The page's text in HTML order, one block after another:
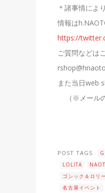
＊諸事情によ
情報は
https://
ご質問などは
また当日web
（ ※ メール
POST TAGS
LOLITA
ゴシック＆ロリ
名古屋イベント